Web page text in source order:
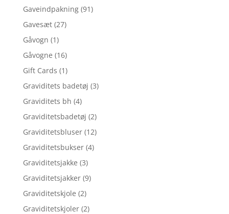
Gaveindpakning (91)
Gavesæt (27)
Gåvogn (1)
Gåvogne (16)
Gift Cards (1)
Graviditets badetøj (3)
Graviditets bh (4)
Graviditetsbadetøj (2)
Graviditetsbluser (12)
Graviditetsbukser (4)
Graviditetsjakke (3)
Graviditetsjakker (9)
Graviditetskjole (2)
Graviditetskjoler (2)